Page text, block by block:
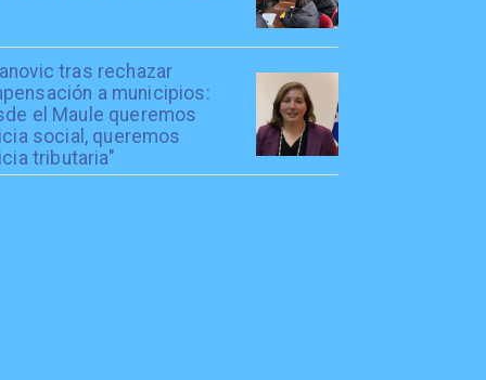
tras rechazar
a municipios:
el Maule queremos
social, queremos
tributaria"